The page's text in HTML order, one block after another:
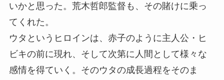
いかと思った。荒木哲郎監督も、その賭けに乗っ
てくれた。
ウタというヒロインは、赤子のように主人公・ヒ
ビキの前に現れ、そして次第に人間として様々な
感情を得ていく。そのウタの成長過程をそのま